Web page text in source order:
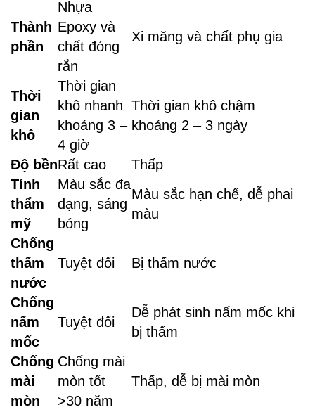
Thành
phần
Nhựa
Epoxy và
chất đóng
rắn
Xi măng và chất phụ gia
Thời
gian
khô
Thời gian
khô nhanh
khoảng 3 –
4 giờ
Thời gian khô chậm
khoảng 2 – 3 ngày
Độ bềnRất cao
Thấp
Tính
thẩm
mỹ
Màu sắc đa
dạng, sáng
bóng
Màu sắc hạn chế, dễ phai
màu
Chống
thấm
nước
Tuyệt đối Bị thấm nước
Chống
nấm
mốc
Tuyệt đối
Dễ phát sinh nấm mốc khi
bị thấm
Chống
mài
mòn
Chống mài
mòn tốt
>30 năm
Thấp, dễ bị mài mòn